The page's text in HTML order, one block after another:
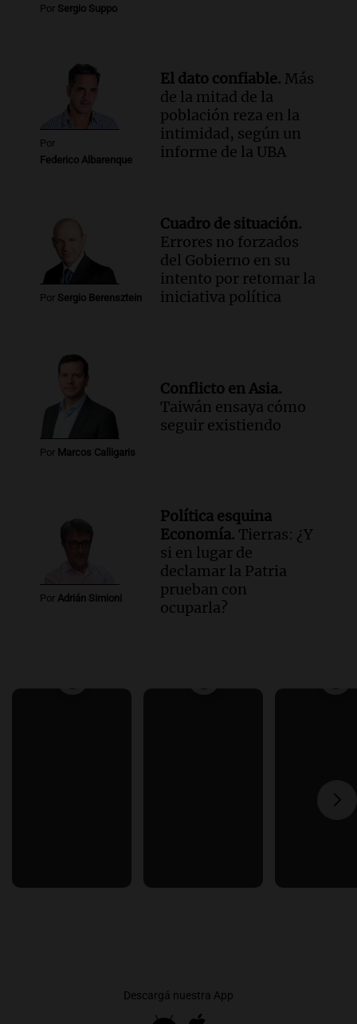
Por Sergio Suppo
Por
Federico Albarenque
El dato confiable. Más
de la mitad de la
población reza en la
intimidad, según un
informe de la UBA
Por Sergio Berensztein
Cuadro de situación.
Errores no forzados
del Gobierno en su
intento por retomar la
iniciativa política
Por Marcos Calligaris
Conflicto en Asia.
Taiwán ensaya cómo
seguir existiendo
Por Adrián Simioni
Política esquina
Economía. Tierras: ¿Y
si en lugar de
declamar la Patria
prueban con
ocuparla?
Descargá nuestra App